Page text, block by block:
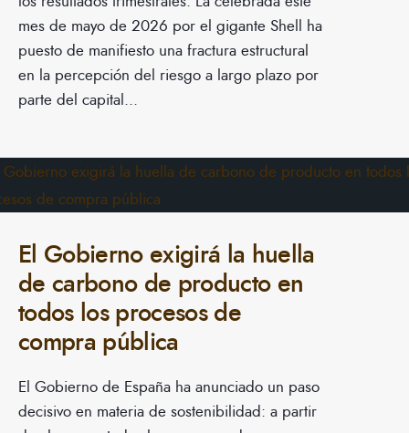
mes de mayo de 2026 por el gigante Shell ha
puesto de manifiesto una fractura estructural
en la percepción del riesgo a largo plazo por
parte del capital...
El Gobierno exigirá la huella
de carbono de producto en
todos los procesos de
compra pública
El Gobierno de España ha anunciado un paso
decisivo en materia de sostenibilidad: a partir